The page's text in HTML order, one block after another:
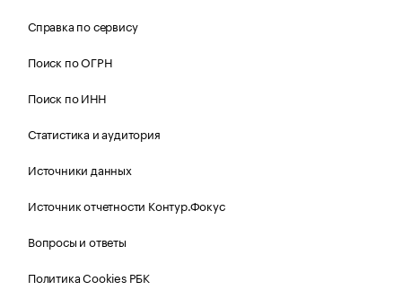
Справка по сервису
Поиск по ОГРН
Поиск по ИНН
Статистика и аудитория
Источники данных
Источник отчетности Контур.Фокус
Вопросы и ответы
Политика Cookies РБК